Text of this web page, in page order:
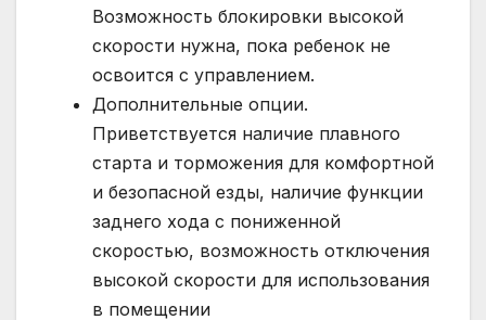
Возможность блокировки высокой
скорости нужна, пока ребенок не
освоится с управлением.
Дополнительные опции.
Приветствуется наличие плавного
старта и торможения для комфортной
и безопасной езды, наличие функции
заднего хода с пониженной
скоростью, возможность отключения
высокой скорости для использования
в помещении